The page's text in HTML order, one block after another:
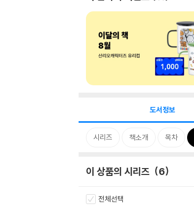
도서정보
시리즈 책소개 목차
이 상품의 시리즈 6
전체선택